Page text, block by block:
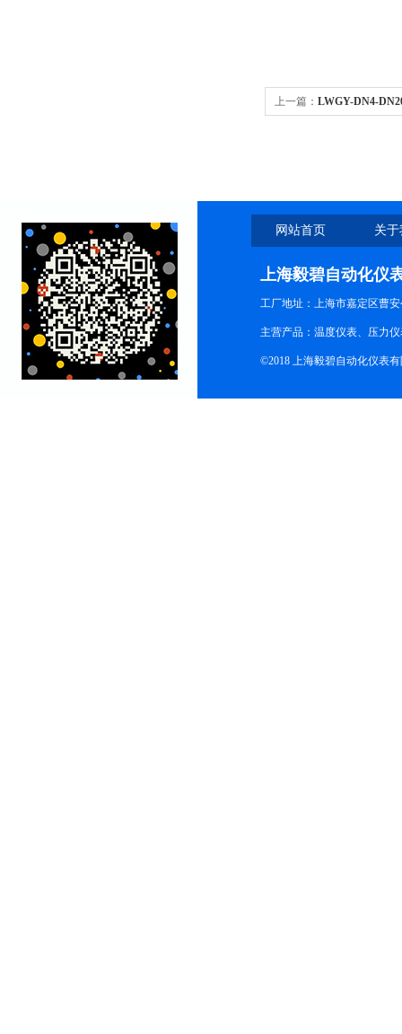
上一篇： LWGY-DN4-
网站首页 关
上海毅碧自动化仪
工厂地址：上海市嘉定区曹安
主营产品：温度仪表、压力
©2018 上海毅碧自动化仪表